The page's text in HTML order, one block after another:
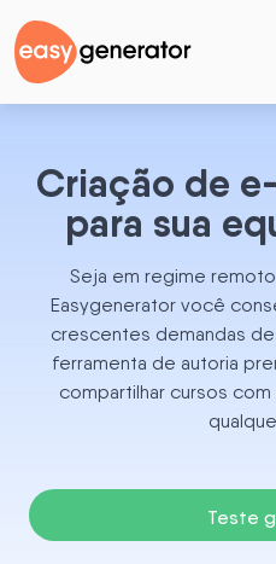
Criação de
para sua
Seja em regime
Easygenerator você
crescentes demandas
ferramenta de autoria
compartilhar cursos
Teste